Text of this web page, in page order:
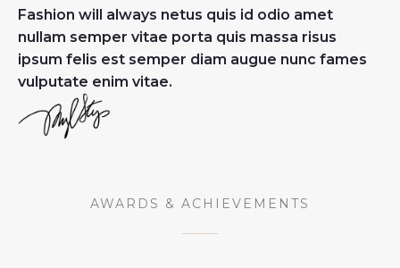
Fashion will always netus quis id odio amet
nullam semper vitae porta quis massa risus
ipsum felis est semper diam augue nunc fames
vulputate enim vitae.
AWARDS & ACHIEVEMENTS